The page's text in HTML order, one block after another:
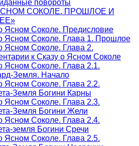
повороты
СОКОЛЕ. ПРОШЛОЕ И
Ясном Соколе. Предисловие
Ясном Соколе. Глава 1. Прошлое
Ясном Соколе. Глава 2.
к Сказу о Ясном Соколе
Ясном Соколе. Глава 2.1.
Земля. Начало
Ясном Соколе. Глава 2.2.
Земля Богини Карны
Ясном Соколе. Глава 2.3.
Земля Богини Жели
Ясном Соколе. Глава 2.4.
земля Богини Сречи
Ясном Соколе. Глава 2.5.